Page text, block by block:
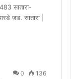
सातारा-
जड. सातारा |
0 136